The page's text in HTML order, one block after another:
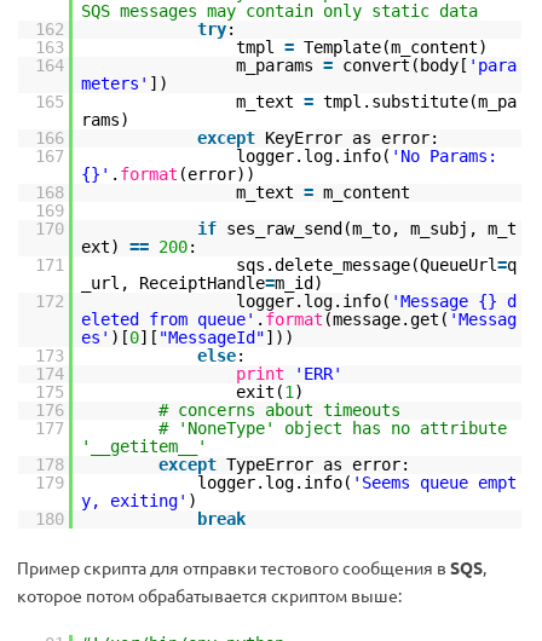
SQS messages may contain only static data
162
try:
163
tmpl = Template(m_content)
164
m_params = convert(body[ 'para
meters' ])
165
m_text = tmpl.substitute(m_pa
rams)
166
except KeyError as error:
167
logger.log.info( 'No Params:
{}' . format (error))
168
m_text = m_content
169
170
if ses_raw_send(m_to, m_subj, m_t
ext) == 200:
171
sqs.delete_message(QueueUrl=q
_url, ReceiptHandle=m_id)
172
logger.log.info( 'Message {} d
eleted from queue' . format (message.get( 'Messag
es' )[0][ "MessageId"]))
173
else:
174
print
'ERR'
175
exit(1)
176
# concerns about timeouts
177
# 'NoneType' object has no attribute
'__getitem__'
178
except TypeError as error:
179
logger.log.info( 'Seems queue empt
y, exiting' )
180
break
Пример скрипта для отправки тестового сообщения в SQS,
которое потом обрабатывается скриптом выше: